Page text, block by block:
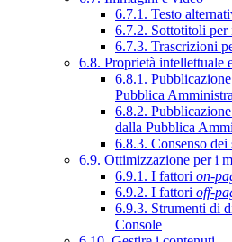
6.7.1. Testo
6.7.2. Sottotitoli per
6.7.3. Trascrizioni
6.8. Proprietà intellettuale
6.8.1.
Pubblica
6.8.2.
dalla Pubblica
6.8.3. Consenso
6.9. Ottimizzazione per i
6.9.1. I fattori on-
6.9.2. I fattori off-
6.9.3. Strumenti di
Console